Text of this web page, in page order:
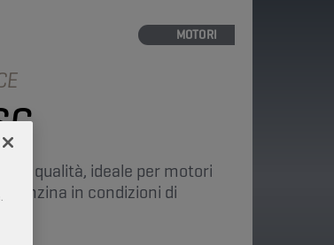
OLI MOTORI
alta qualità, ideale per motori
benzina in condizioni di